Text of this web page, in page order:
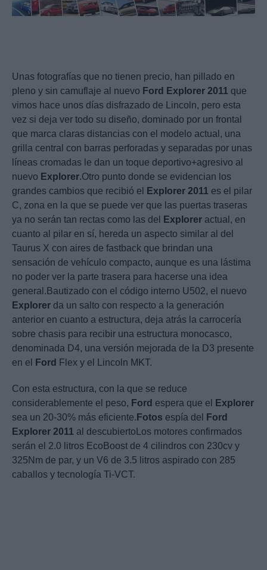
Unas fotografías que no tienen precio, han pillado en
pleno y sin camuflaje al nuevo Ford Explorer 2011 que
vimos hace unos días disfrazado de Lincoln, pero esta
vez si deja ver todo su diseño, dominado por un frontal
que marca claras distancias con el modelo actual, una
grilla central con barras perforadas y separadas por unas
líneas cromadas le dan un toque deportivo+agresivo al
nuevo Explorer.Otro punto donde se evidencian los
grandes cambios que recibió el
Explorer 2011 es el pilar
C, zona en la que se puede ver que las puertas traseras
ya no serán tan rectas como las del
Explorer actual, en
cuanto al pilar en sí, hereda un aspecto similar al del
Taurus X con aires de fastback que brindan una
sensación de vehículo compacto, aunque es una lástima
no poder ver la parte trasera para hacerse una idea
general.Bautizado con el código interno U502, el nuevo
Explorer da un salto con respecto a la generación
anterior en cuanto a estructura, deja atrás la carrocería
sobre chasis para recibir una estructura monocasco,
denominada D4, una versión mejorada de la D3 presente
en el
Ford Flex y el Lincoln MKT.
Con esta estructura, con la que se reduce
considerablemente el peso, Ford espera que el
Explorer
sea un 20-30% más eficiente. Fotos espía del
Ford
Explorer 2011 al descubiertoLos motores confirmados
serán el 2.0 litros EcoBoost de 4 cilindros con 230cv y
325Nm de par, y un V6 de 3.5 litros aspirado con 285
caballos y tecnología Ti-VCT.